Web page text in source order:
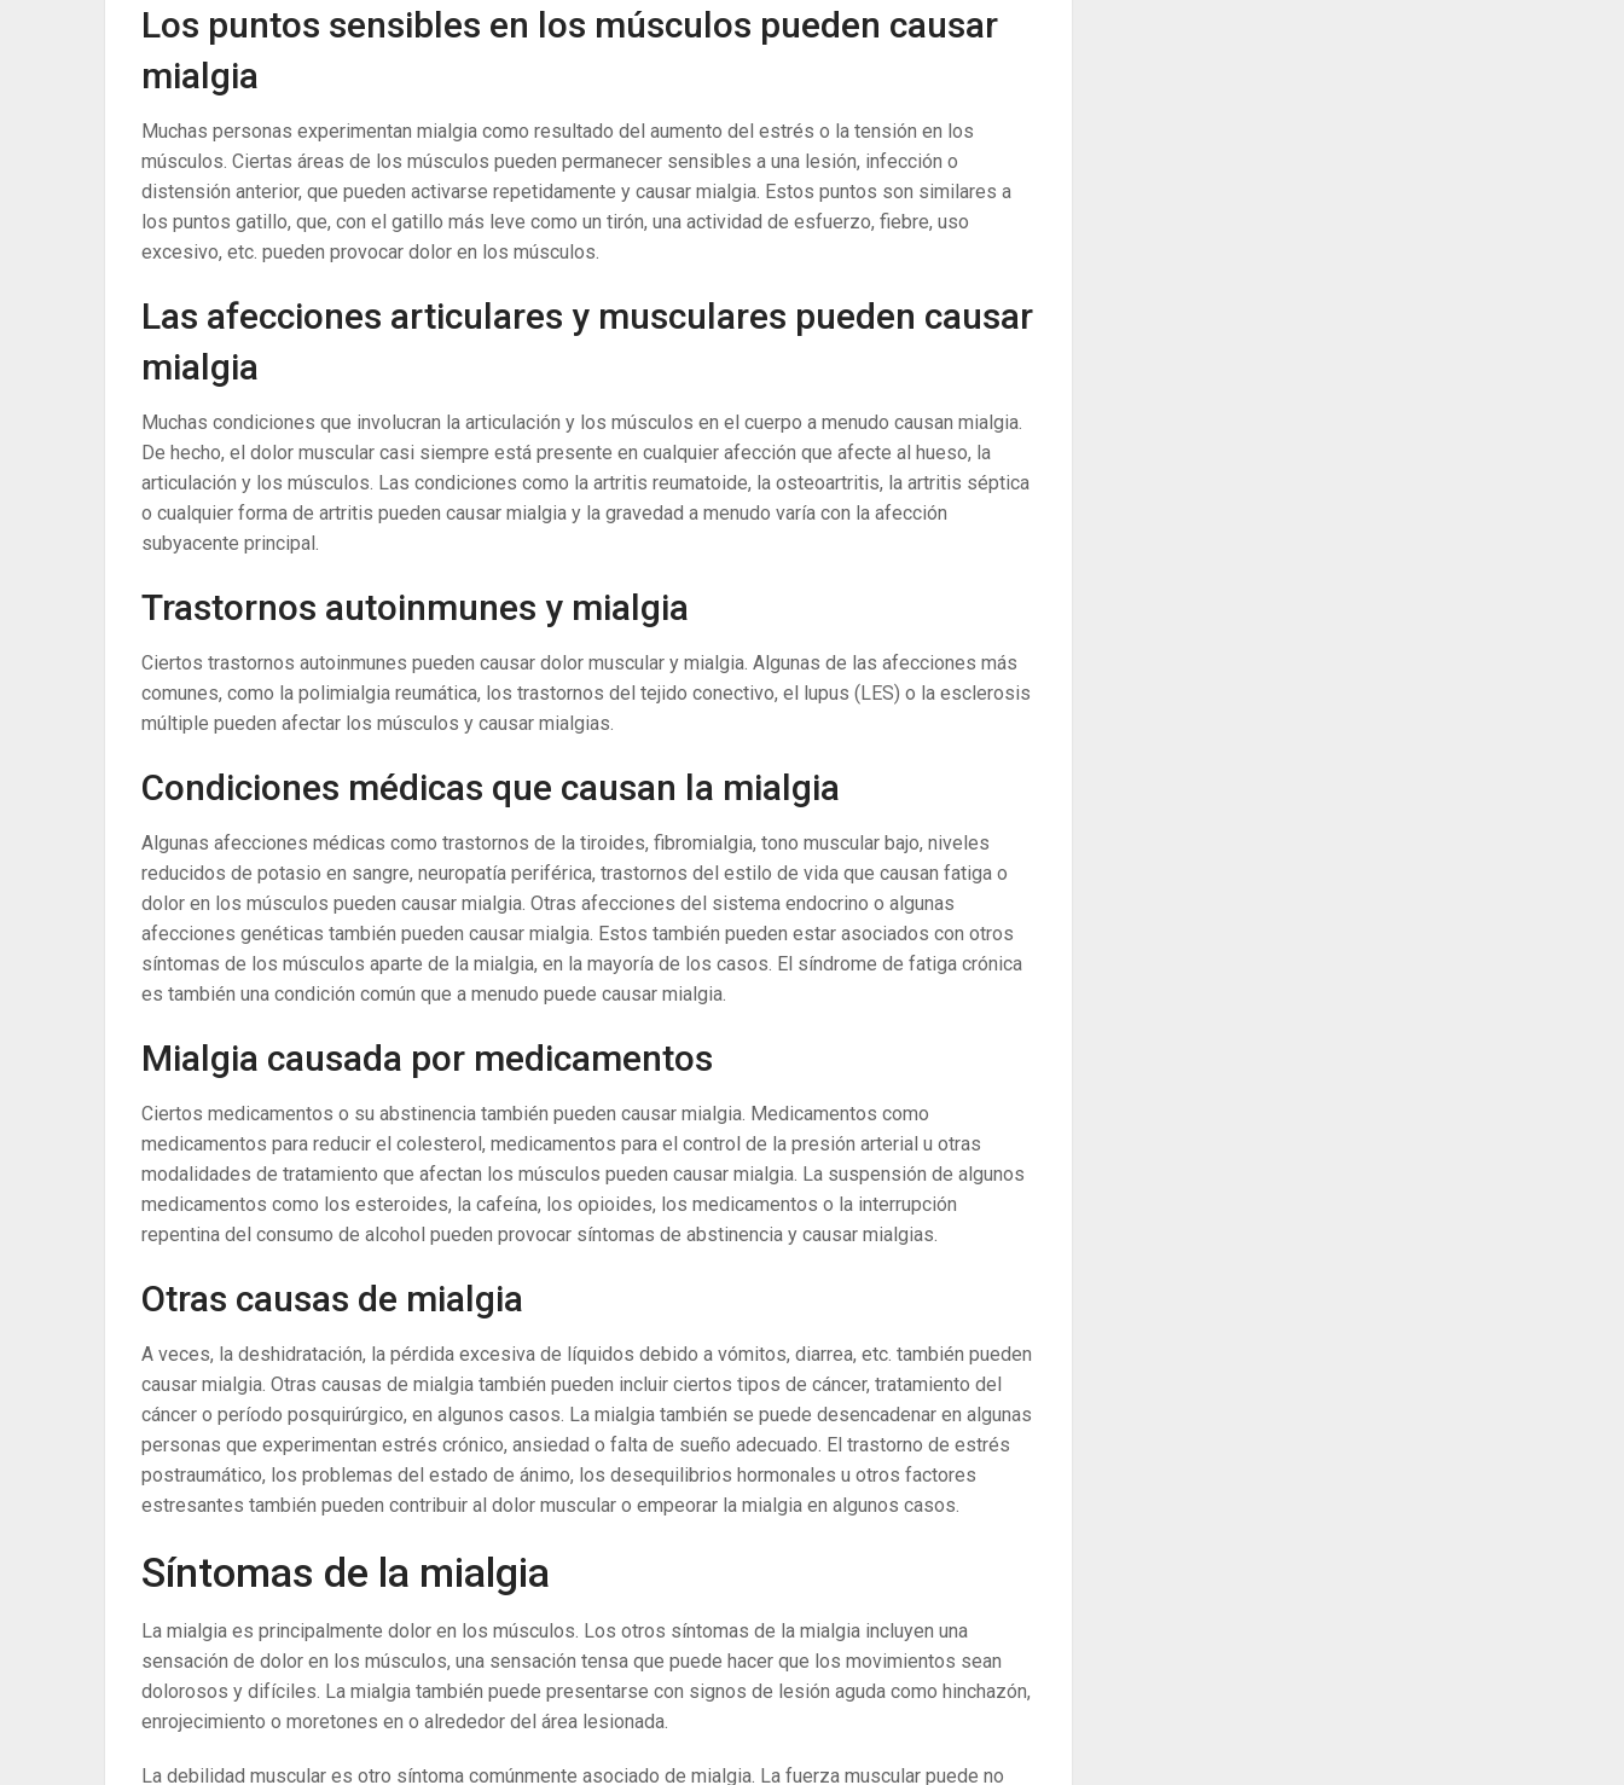
Los puntos sensibles en los músculos pueden causar
mialgia
Muchas personas experimentan mialgia como resultado del aumento del estrés o la tensión en los
músculos. Ciertas áreas de los músculos pueden permanecer sensibles a una lesión, infección o
distensión anterior, que pueden activarse repetidamente y causar mialgia. Estos puntos son similares a
los puntos gatillo, que, con el gatillo más leve como un tirón, una actividad de esfuerzo, fiebre, uso
excesivo, etc. pueden provocar dolor en los músculos.
Las afecciones articulares y musculares pueden causar
mialgia
Muchas condiciones que involucran la articulación y los músculos en el cuerpo a menudo causan mialgia.
De hecho, el dolor muscular casi siempre está presente en cualquier afección que afecte al hueso, la
articulación y los músculos. Las condiciones como la artritis reumatoide, la osteoartritis, la artritis séptica
o cualquier forma de artritis pueden causar mialgia y la gravedad a menudo varía con la afección
subyacente principal.
Trastornos autoinmunes y mialgia
Ciertos trastornos autoinmunes pueden causar dolor muscular y mialgia. Algunas de las afecciones más
comunes, como la polimialgia reumática, los trastornos del tejido conectivo, el lupus (LES) o la esclerosis
múltiple pueden afectar los músculos y causar mialgias.
Condiciones médicas que causan la mialgia
Algunas afecciones médicas como trastornos de la tiroides, fibromialgia, tono muscular bajo, niveles
reducidos de potasio en sangre, neuropatía periférica, trastornos del estilo de vida que causan fatiga o
dolor en los músculos pueden causar mialgia. Otras afecciones del sistema endocrino o algunas
afecciones genéticas también pueden causar mialgia. Estos también pueden estar asociados con otros
síntomas de los músculos aparte de la mialgia, en la mayoría de los casos. El síndrome de fatiga crónica
es también una condición común que a menudo puede causar mialgia.
Mialgia causada por medicamentos
Ciertos medicamentos o su abstinencia también pueden causar mialgia. Medicamentos como
medicamentos para reducir el colesterol, medicamentos para el control de la presión arterial u otras
modalidades de tratamiento que afectan los músculos pueden causar mialgia. La suspensión de algunos
medicamentos como los esteroides, la cafeína, los opioides, los medicamentos o la interrupción
repentina del consumo de alcohol pueden provocar síntomas de abstinencia y causar mialgias.
Otras causas de mialgia
A veces, la deshidratación, la pérdida excesiva de líquidos debido a vómitos, diarrea, etc. también pueden
causar mialgia. Otras causas de mialgia también pueden incluir ciertos tipos de cáncer, tratamiento del
cáncer o período posquirúrgico, en algunos casos. La mialgia también se puede desencadenar en algunas
personas que experimentan estrés crónico, ansiedad o falta de sueño adecuado. El trastorno de estrés
postraumático, los problemas del estado de ánimo, los desequilibrios hormonales u otros factores
estresantes también pueden contribuir al dolor muscular o empeorar la mialgia en algunos casos.
Síntomas de la mialgia
La mialgia es principalmente dolor en los músculos. Los otros síntomas de la mialgia incluyen una
sensación de dolor en los músculos, una sensación tensa que puede hacer que los movimientos sean
dolorosos y difíciles. La mialgia también puede presentarse con signos de lesión aguda como hinchazón,
enrojecimiento o moretones en o alrededor del área lesionada.
La debilidad muscular es otro síntoma comúnmente asociado de mialgia. La fuerza muscular puede no